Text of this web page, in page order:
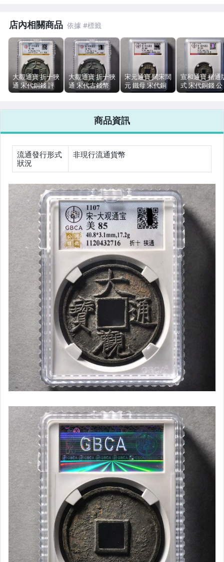
玩具、模型與公仔
偶像、球員卡與郵幣
女裝與服飾配件
男性精品與服飾
相機、攝影與周邊
店內相關商品
大觀通寶 折十狹
通 宋代銅錢 評
級幣 公博90分
大觀通寶 折十狹
通 宋代古錢幣
公博90+ 銅質
宋元通寶 闊宋闊
元 鐵母 宋代銅
錢 古錢幣 公博
宣和通寶 楷通
式 宋代銅錢 公
博評級85分
商品資訊
流通發行形式
狀況
非現行流通貨幣